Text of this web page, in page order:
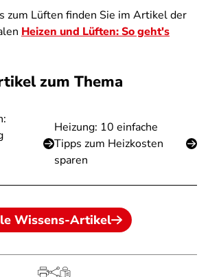
zum Lüften finden Sie im Artikel der
Heizen und Lüften: So geht's
zum Thema
Heizung: 10 einfache
Tipps zum Heizkosten
sparen
Wissens-Artikel